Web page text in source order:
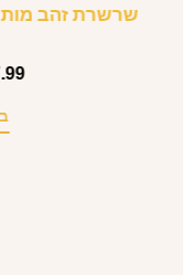
שרשרת זהב